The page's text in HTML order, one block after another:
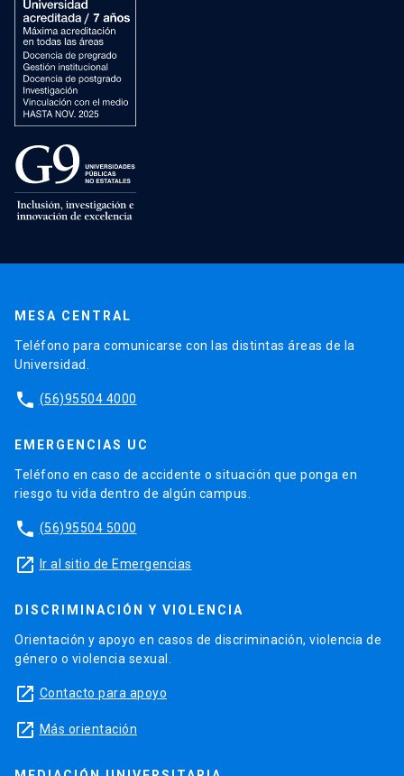
MESA CENTRAL
Teléfono para comunicarse con las distintas áreas de la
Universidad.
phone (56)95504 4000
EMERGENCIAS UC
Teléfono en caso de accidente o situación que ponga en
riesgo tu vida dentro de algún campus.
phone (56)95504 5000
launch Ir al sitio de Emergencias
DISCRIMINACIÓN Y VIOLENCIA
Orientación y apoyo en casos de discriminación, violencia de
género o violencia sexual.
launch Contacto para apoyo
launch Más orientación